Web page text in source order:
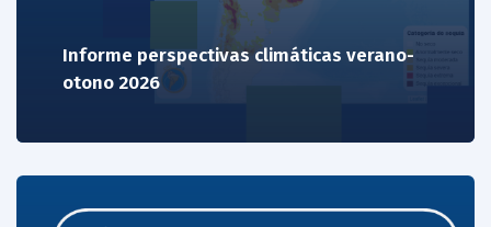
Informe perspectivas climáticas verano-
otono 2026